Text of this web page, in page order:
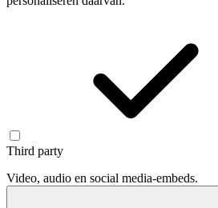
Third party
Video, audio en social media-embeds.